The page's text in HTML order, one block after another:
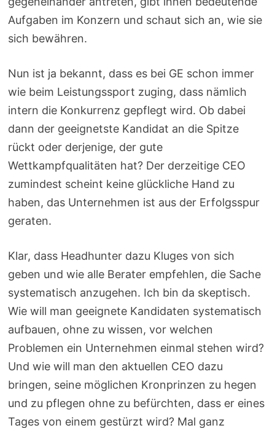
Aufgaben im Konzern und schaut sich an, wie sie
sich bewähren.
Nun ist ja bekannt, dass es bei GE schon immer
wie beim Leistungssport zuging, dass nämlich
intern die Konkurrenz gepflegt wird. Ob dabei
dann der geeignetste Kandidat an die Spitze
rückt oder derjenige, der gute
Wettkampfqualitäten hat? Der derzeitige CEO
zumindest scheint keine glückliche Hand zu
haben, das Unternehmen ist aus der Erfolgsspur
geraten.
Klar, dass Headhunter dazu Kluges von sich
geben und wie alle Berater empfehlen, die Sache
systematisch anzugehen. Ich bin da skeptisch.
Wie will man geeignete Kandidaten systematisch
aufbauen, ohne zu wissen, vor welchen
Problemen ein Unternehmen einmal stehen wird?
Und wie will man den aktuellen CEO dazu
bringen, seine möglichen Kronprinzen zu hegen
und zu pflegen ohne zu befürchten, dass er eines
Tages von einem gestürzt wird? Mal ganz